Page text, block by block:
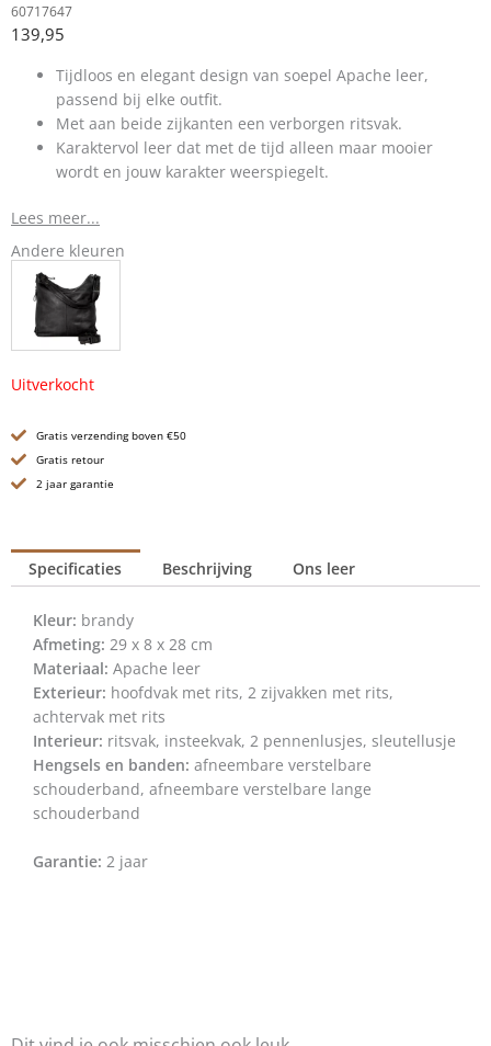
60717647
139,95
Tijdloos en elegant design van soepel Apache leer,
passend bij elke outfit.
Met aan beide zijkanten een verborgen ritsvak.
Karaktervol leer dat met de tijd alleen maar mooier
wordt en jouw karakter weerspiegelt.
Lees meer...
Andere kleuren
Uitverkocht
Gratis verzending boven €50
Gratis retour
2 jaar garantie
Specificaties Beschrijving Ons leer
Kleur: brandy
Afmeting: 29 x 8 x 28 cm
Materiaal: Apache leer
Exterieur: hoofdvak met rits, 2 zijvakken met rits,
achtervak met rits
Interieur: ritsvak, insteekvak, 2 pennenlusjes, sleutellusje
Hengsels en banden: afneembare verstelbare
schouderband, afneembare verstelbare lange
schouderband
Garantie: 2 jaar